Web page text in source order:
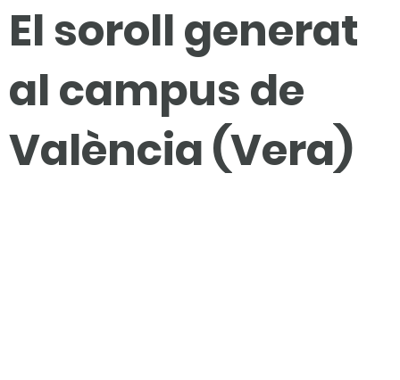
El soroll generat
al campus de
València (Vera)